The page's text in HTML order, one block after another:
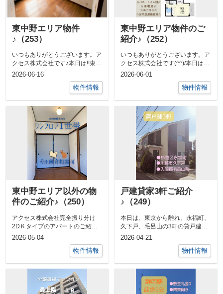
東中野エリア物件
♪（253）
いつもありがとうございます。ア
クセス株式会社です♪本日は!!東中
野駅徒歩3分!!賃料55,000円☆...
2026-06-16
物件情報
東中野エリア物件のご
紹介♪（252）
いつもありがとうございます。ア
クセス株式会社です(^^)/本日は！!
東中野駅徒歩8分!!駅チカ好立地...
2026-06-01
物件情報
東中野エリア以外の物
件のご紹介♪（250）
アクセス株式会社完全振り分け
2DＫタイプのアパートのご紹介
です！！ペット飼育相談可（諸条
2026-05-04
物件情報
戸建貸家3軒ご紹介
♪（249）
本日は、東京から離れ、永福町、
久下戸、毛呂山の3軒の貸戸建を
ご紹介します！タイプ ☞賃料：
2026-04-21
物件情報